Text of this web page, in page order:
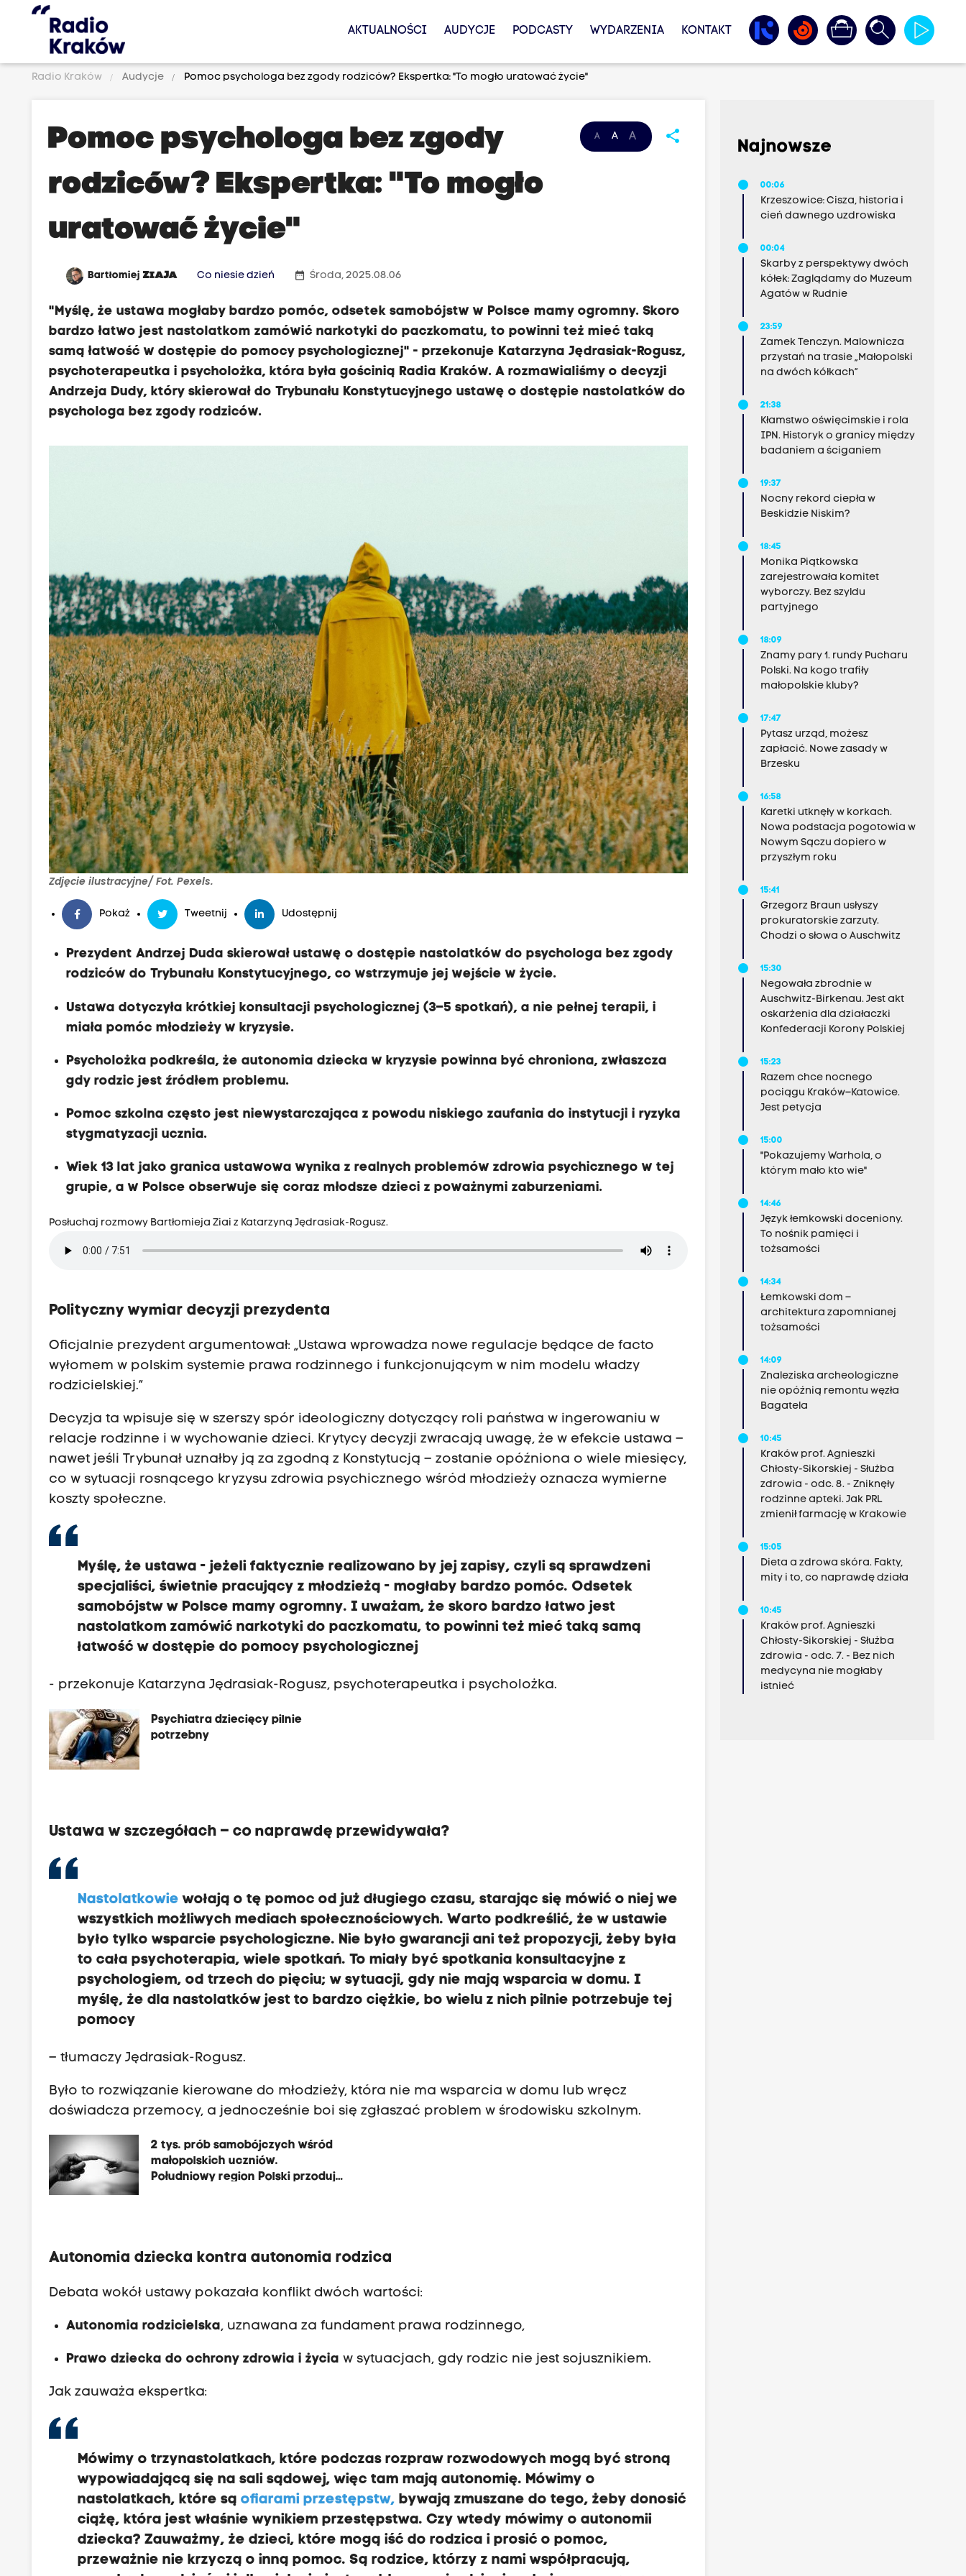
AKTUALNOŚCI AUDYCJE PODCASTY WYDARZENIA KONTAKT
Radio Kraków Audycje Pomoc psychologa bez zgody rodziców? Ekspertka: "To mogło uratować życie"
A A A share
Pomoc psychologa bez zgody
rodziców? Ekspertka: "To mogło
uratować życie"
BartłomiejZIAJA Co niesie dzień date_range Środa, 2025.08.06
"Myślę, że ustawa mogłaby bardzo pomóc, odsetek samobójstw w Polsce mamy ogromny. Skoro
bardzo łatwo jest nastolatkom zamówić narkotyki do paczkomatu, to powinni też mieć taką
samą łatwość w dostępie do pomocy psychologicznej" - przekonuje Katarzyna Jędrasiak-Rogusz,
psychoterapeutka i psycholożka, która była gościnią Radia Kraków. A rozmawialiśmy o decyzji
Andrzeja Dudy, który skierował do Trybunału Konstytucyjnego ustawę o dostępie nastolatków do
psychologa bez zgody rodziców.
Zdjęcie ilustracyjne/ Fot. Pexels.
Pokaż Tweetnij Udostępnij
Prezydent Andrzej Duda skierował ustawę o dostępie nastolatków do psychologa bez zgody
rodziców do Trybunału Konstytucyjnego, co wstrzymuje jej wejście w życie.
Ustawa dotyczyła krótkiej konsultacji psychologicznej (3–5 spotkań), a nie pełnej terapii, i
miała pomóc młodzieży w kryzysie.
Psycholożka podkreśla, że autonomia dziecka w kryzysie powinna być chroniona, zwłaszcza
gdy rodzic jest źródłem problemu.
Pomoc szkolna często jest niewystarczająca z powodu niskiego zaufania do instytucji i ryzyka
stygmatyzacji ucznia.
Wiek 13 lat jako granica ustawowa wynika z realnych problemów zdrowia psychicznego w tej
grupie, a w Polsce obserwuje się coraz młodsze dzieci z poważnymi zaburzeniami.
Posłuchaj rozmowy Bartłomieja Ziai z Katarzyną Jędrasiak-Rogusz.
Polityczny wymiar decyzji prezydenta
Oficjalnie prezydent argumentował: „Ustawa wprowadza nowe regulacje będące de facto
wyłomem w polskim systemie prawa rodzinnego i funkcjonującym w nim modelu władzy
rodzicielskiej.”
Decyzja ta wpisuje się w szerszy spór ideologiczny dotyczący roli państwa w ingerowaniu w
relacje rodzinne i w wychowanie dzieci. Krytycy decyzji zwracają uwagę, że w efekcie ustawa –
nawet jeśli Trybunał uznałby ją za zgodną z Konstytucją – zostanie opóźniona o wiele miesięcy,
co w sytuacji rosnącego kryzysu zdrowia psychicznego wśród młodzieży oznacza wymierne
koszty społeczne.
Myślę, że ustawa - jeżeli faktycznie realizowano by jej zapisy, czyli są sprawdzeni
specjaliści, świetnie pracujący z młodzieżą - mogłaby bardzo pomóc. Odsetek
samobójstw w Polsce mamy ogromny. I uważam, że skoro bardzo łatwo jest
nastolatkom zamówić narkotyki do paczkomatu, to powinni też mieć taką samą
łatwość w dostępie do pomocy psychologicznej
- przekonuje Katarzyna Jędrasiak-Rogusz, psychoterapeutka i psycholożka.
Psychiatra dziecięcy pilnie
potrzebny
Ustawa w szczegółach – co naprawdę przewidywała?
Nastolatkowiewołają o tę pomoc od już długiego czasu, starając się mówić o niej we
wszystkich możliwych mediach społecznościowych. Warto podkreślić, że w ustawie
było tylko wsparcie psychologiczne. Nie było gwarancji ani też propozycji, żeby była
to cała psychoterapia, wiele spotkań. To miały być spotkania konsultacyjne z
psychologiem, od trzech do pięciu; w sytuacji, gdy nie mają wsparcia w domu. I
myślę, że dla nastolatków jest to bardzo ciężkie, bo wielu z nich pilnie potrzebuje tej
pomocy
– tłumaczy Jędrasiak-Rogusz.
Było to rozwiązanie kierowane do młodzieży, która nie ma wsparcia w domu lub wręcz
doświadcza przemocy, a jednocześnie boi się zgłaszać problem w środowisku szkolnym.
2 tys. prób samobójczych wśród
małopolskich uczniów.
Południowy region Polski przoduje
Autonomia dziecka kontra autonomia rodzica
Debata wokół ustawy pokazała konflikt dwóch wartości:
Autonomia rodzicielska, uznawana za fundament prawa rodzinnego,
Prawo dziecka do ochrony zdrowia i życia w sytuacjach, gdy rodzic nie jest sojusznikiem.
Jak zauważa ekspertka:
Mówimy o trzynastolatkach, które podczas rozpraw rozwodowych mogą być stroną
wypowiadającą się na sali sądowej, więc tam mają autonomię. Mówimy o
nastolatkach, które sąofiarami przestępstw, bywają zmuszane do tego, żeby donosić
ciążę, która jest właśnie wynikiem przestępstwa. Czy wtedy mówimy o autonomii
dziecka? Zauważmy, że dzieci, które mogą iść do rodzica i prosić o pomoc,
przeważnie nie krzyczą o inną pomoc. Są rodzice, którzy z nami współpracują,
Najnowsze
00:06
Krzeszowice: Cisza, historia i
cień dawnego uzdrowiska
00:04
Skarby z perspektywy dwóch
kółek: Zaglądamy do Muzeum
Agatów w Rudnie
23:59
Zamek Tenczyn. Malownicza
przystań na trasie „Małopolski
na dwóch kółkach”
21:38
Kłamstwo oświęcimskie i rola
IPN. Historyk o granicy między
badaniem a ściganiem
19:37
Nocny rekord ciepła w
Beskidzie Niskim?
18:45
Monika Piątkowska
zarejestrowała komitet
wyborczy. Bez szyldu
partyjnego
18:09
Znamy pary 1. rundy Pucharu
Polski. Na kogo trafiły
małopolskie kluby?
17:47
Pytasz urząd, możesz
zapłacić. Nowe zasady w
Brzesku
16:58
Karetki utknęły w korkach.
Nowa podstacja pogotowia w
Nowym Sączu dopiero w
przyszłym roku
15:41
Grzegorz Braun usłyszy
prokuratorskie zarzuty.
Chodzi o słowa o Auschwitz
15:30
Negowała zbrodnie w
Auschwitz-Birkenau. Jest akt
oskarżenia dla działaczki
Konfederacji Korony Polskiej
15:23
Razem chce nocnego
pociągu Kraków–Katowice.
Jest petycja
15:00
"Pokazujemy Warhola, o
którym mało kto wie"
14:46
Język łemkowski doceniony.
To nośnik pamięci i
tożsamości
14:34
Łemkowski dom –
architektura zapomnianej
tożsamości
14:09
Znaleziska archeologiczne
nie opóźnią remontu węzła
Bagatela
10:45
Kraków prof. Agnieszki
Chłosty-Sikorskiej - Służba
zdrowia - odc. 8. - Zniknęły
rodzinne apteki. Jak PRL
zmienił farmację w Krakowie
15:05
Dieta a zdrowa skóra. Fakty,
mity i to, co naprawdę działa
10:45
Kraków prof. Agnieszki
Chłosty-Sikorskiej - Służba
zdrowia - odc. 7. - Bez nich
medycyna nie mogłaby
istnieć